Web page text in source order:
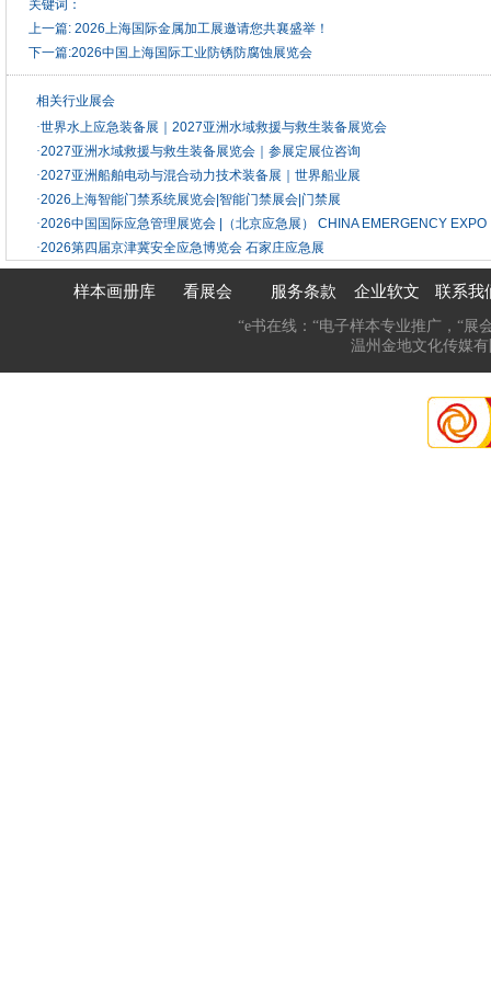
关键词：
上一篇: 2026上海国际金属加工展邀请您共襄盛举！
下一篇:2026中国上海国际工业防锈防腐蚀展览会
相关行业展会
·世界水上应急装备展｜2027亚洲水域救援与救生装备展览会
·2027亚洲水域救援与救生装备展览会｜参展定展位咨询
·2027亚洲船舶电动与混合动力技术装备展｜世界船业展
·2026上海智能门禁系统展览会|智能门禁展会|门禁展
·2026中国国际应急管理展览会 |（北京应急展） CHINA EMERGENCY EXPO
·2026第四届京津冀安全应急博览会 石家庄应急展
样本画册库 看展会 服务条款 企业软文 联系我
“e书在线：“电子样本专业推广，“展
温州金地文化传媒